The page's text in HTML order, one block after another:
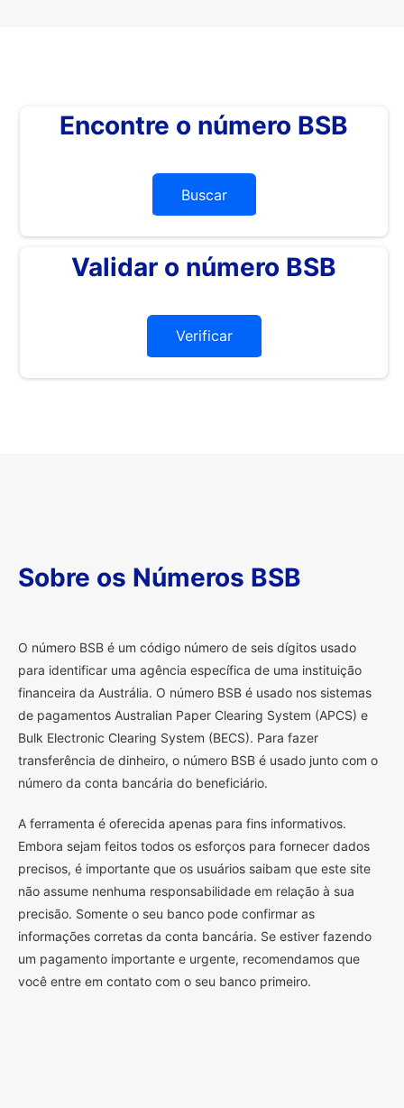
Encontre o número BSB
Buscar
Validar o número BSB
Verificar
Sobre os Números BSB
O número BSB é um código número de seis dígitos usado
para identificar uma agência específica de uma instituição
financeira da Austrália. O número BSB é usado nos sistemas
de pagamentos Australian Paper Clearing System (APCS) e
Bulk Electronic Clearing System (BECS). Para fazer
transferência de dinheiro, o número BSB é usado junto com o
número da conta bancária do beneficiário.
A ferramenta é oferecida apenas para fins informativos.
Embora sejam feitos todos os esforços para fornecer dados
precisos, é importante que os usuários saibam que este site
não assume nenhuma responsabilidade em relação à sua
precisão. Somente o seu banco pode confirmar as
informações corretas da conta bancária. Se estiver fazendo
um pagamento importante e urgente, recomendamos que
você entre em contato com o seu banco primeiro.